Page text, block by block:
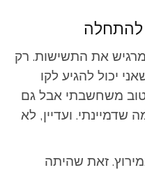
להתחלה
את התשישות. רק
שאני יכול להגיע לקו
טוב משחשבתי אבל גם
ועדיין, לא
זאת שהיתה